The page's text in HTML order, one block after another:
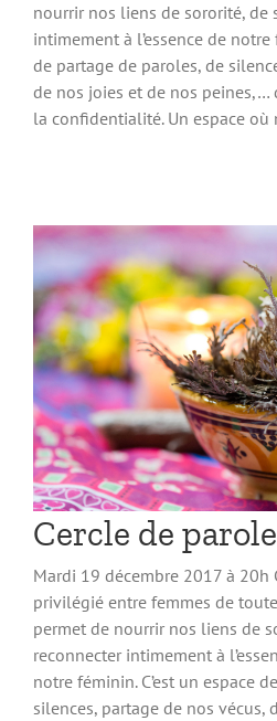
nourrir nos liens de sororité, de
intimement à l’essence de notre
de partage de paroles, de
de nos joies et de nos peines,…
la confidentialité. Un espace où
Cercle de
Mardi 19 décembre 2017 à 20h
privilégié entre femmes de
permet de nourrir nos liens de
reconnecter intimement à
notre féminin. C’est un espace
silences, partage de nos vécus,